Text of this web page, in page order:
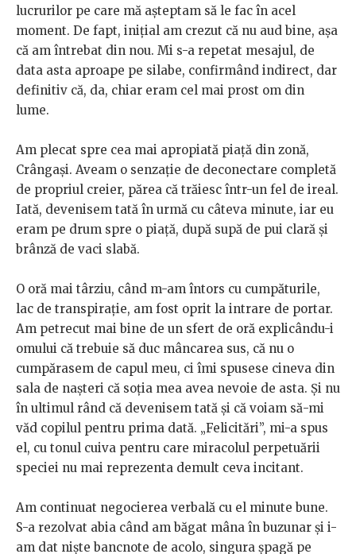
lucrurilor pe care mă așteptam să le fac în acel
moment. De fapt, inițial am crezut că nu aud bine, așa
că am întrebat din nou. Mi s-a repetat mesajul, de
data asta aproape pe silabe, confirmând indirect, dar
definitiv că, da, chiar eram cel mai prost om din
lume.
Am plecat spre cea mai apropiată piață din zonă,
Crângași. Aveam o senzație de deconectare completă
de propriul creier, părea că trăiesc într-un fel de ireal.
Iată, devenisem tată în urmă cu câteva minute, iar eu
eram pe drum spre o piață, după supă de pui clară și
brânză de vaci slabă.
O oră mai târziu, când m-am întors cu cumpăturile,
lac de transpirație, am fost oprit la intrare de portar.
Am petrecut mai bine de un sfert de oră explicându-i
omului că trebuie să duc mâncarea sus, că nu o
cumpărasem de capul meu, ci îmi spusese cineva din
sala de nașteri că soția mea avea nevoie de asta. Și nu
în ultimul rând că devenisem tată și că voiam să-mi
văd copilul pentru prima dată. „Felicitări”, mi-a spus
el, cu tonul cuiva pentru care miracolul perpetuării
speciei nu mai reprezenta demult ceva incitant.
Am continuat negocierea verbală cu el minute bune.
S-a rezolvat abia când am băgat mâna în buzunar și i-
am dat niște bancnote de acolo, singura șpagă pe